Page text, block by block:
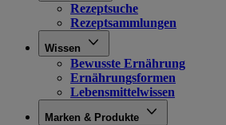
Rezeptsuche
Rezeptsammlungen
Wissen
Bewusste Ernährung
Ernährungsformen
Lebensmittelwissen
Marken & Produkte